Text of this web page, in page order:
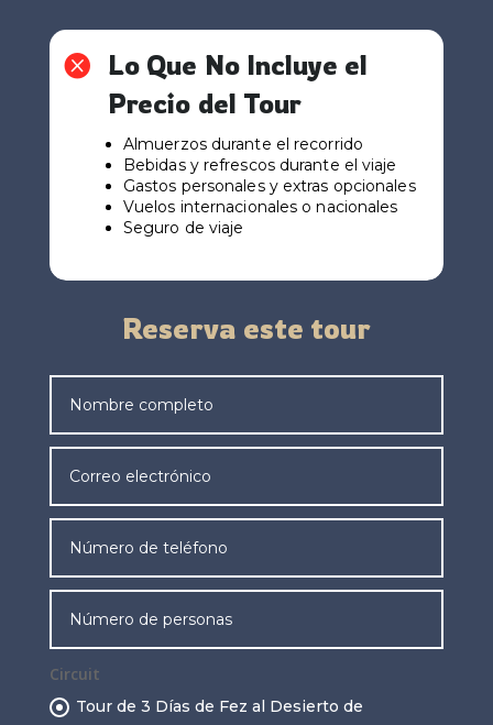

Lo Que No Incluye el
Precio del Tour
Almuerzos durante el recorrido
Bebidas y refrescos durante el viaje
Gastos personales y extras opcionales
Vuelos internacionales o nacionales
Seguro de viaje
Reserva este tour
Circuit
Tour de 3 Días de Fez al Desierto de